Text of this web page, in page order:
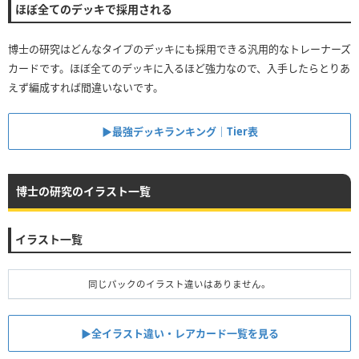
ほぼ全てのデッキで採用される
博士の研究はどんなタイプのデッキにも採用できる汎用的なトレーナーズ
カードです。ほぼ全てのデッキに入るほど強力なので、入手したらとりあ
えず編成すれば間違いないです。
▶︎最強デッキランキング｜Tier表
博士の研究のイラスト一覧
イラスト一覧
同じパックのイラスト違いはありません。
▶︎全イラスト違い・レアカード一覧を見る